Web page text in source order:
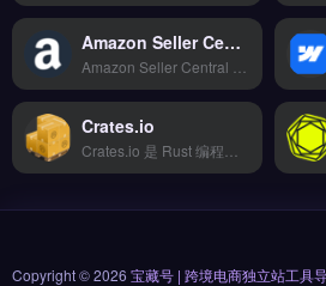
Amazon Seller Central BR
Crates.io
Copyright © 2026 宝藏号 | 跨境电商独立站工具